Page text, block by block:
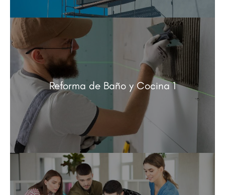
Reforma de Baño y Cocina 1